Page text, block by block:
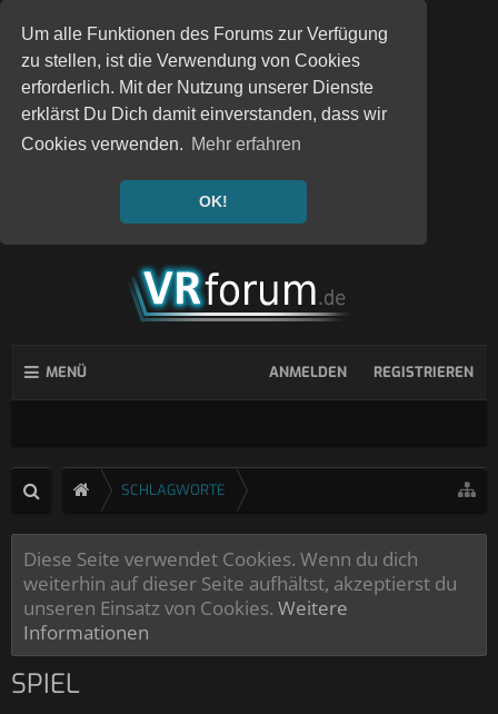
Um alle Funktionen des Forums zur Verfügung
zu stellen, ist die Verwendung von Cookies
erforderlich. Mit der Nutzung unserer Dienste
erklärst Du Dich damit einverstanden, dass wir
Cookies verwenden. Mehr erfahren
OK!
MENÜ ANMELDEN REGISTRIEREN
SCHLAGWORTE
Diese Seite verwendet Cookies. Wenn du dich
weiterhin auf dieser Seite aufhältst, akzeptierst du
unseren Einsatz von Cookies. Weitere
Informationen
SPIEL